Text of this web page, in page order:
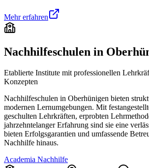
Mehr erfahren
Nachhilfeschulen in
Etablierte Institute mit professionellen
Konzepten
Nachhilfeschulen in Oberhünigen bieten
modernen Lernumgebungen. Mit
geschulten Lehrkräften, erprobten
jahrzehntelanger Erfahrung sind sie eine
bieten Erfolgsgarantien und umfassende
Nachhilfe hinaus.
Academia Nachhilfe